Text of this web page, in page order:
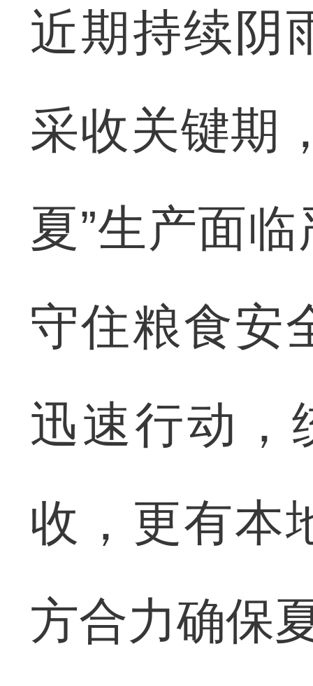
近期持续阴
采收关键期
夏”生产面
守住粮食安
迅速行动，
收，更有本
方合力确保